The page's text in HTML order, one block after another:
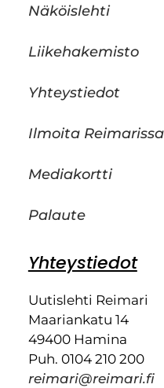
Näköislehti
Liikehakemisto
Yhteystiedot
Ilmoita Reimarissa
Mediakortti
Palaute
Yhteystiedot
Uutislehti Reimari
Maariankatu 14
49400 Hamina
Puh. 0104 210 200
reimari@reimari.fi